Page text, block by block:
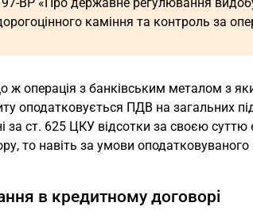
каміння та контроль за
ж операція з банківським металом з
оподатковується ПДВ на загальних
за ст. 625 ЦКУ відсотки за своєю
то навіть за умови оподатковуваного
в кредитному договорі